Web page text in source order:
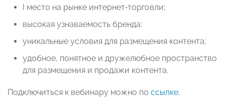
I место на рынке интернет-торговли;
высокая узнаваемость бренда;
уникальные условия для размещения контента;
удобное, понятное и дружелюбное пространство
для размещения и продажи контента.
Подключиться к вебинару можно по ссылке.